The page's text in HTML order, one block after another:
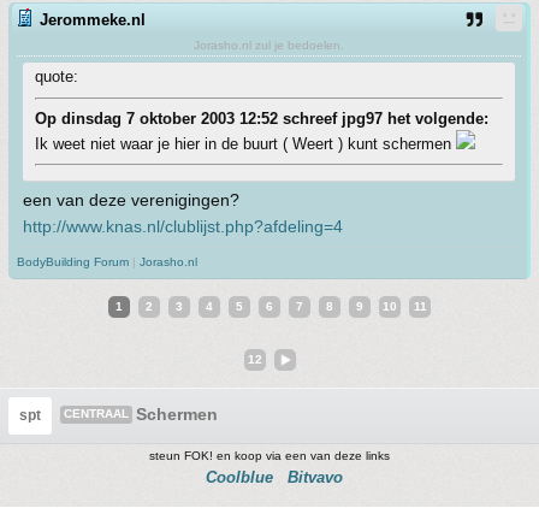
Jerommeke.nl
Jorasho.nl zul je bedoelen.
quote:
Op dinsdag 7 oktober 2003 12:52 schreef jpg97 het volgende:
Ik weet niet waar je hier in de buurt ( Weert ) kunt schermen
een van deze verenigingen?
http://www.knas.nl/clublijst.php?afdeling=4
BodyBuilding Forum | Jorasho.nl
1 2 3 4 5 6 7 8 9 10 11
12
spt CENTRAAL Schermen
steun FOK! en koop via een van deze links
Coolblue Bitvavo